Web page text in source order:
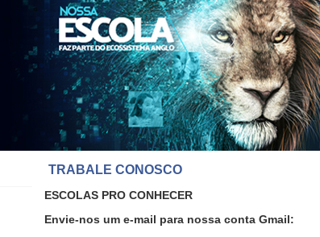
TRABALE CONOSCO
ESCOLAS PRO CONHECER
Envie-nos um e-mail para nossa conta Gmail: